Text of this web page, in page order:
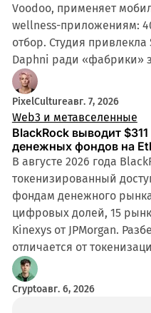
Voodoo, применяет
wellness-приложениям:
отбор. Студия
Daphni ради «фабрики»
PixelCultureавг. 7, 2026
Web3 и метавселенные
BlackRock выводит
денежных фондов на
В августе 2026 года
токенизированный
фондам денежного
цифровых долей, 15
Kinexys от JPMorgan.
отличается от
Cryptoавг. 6, 2026